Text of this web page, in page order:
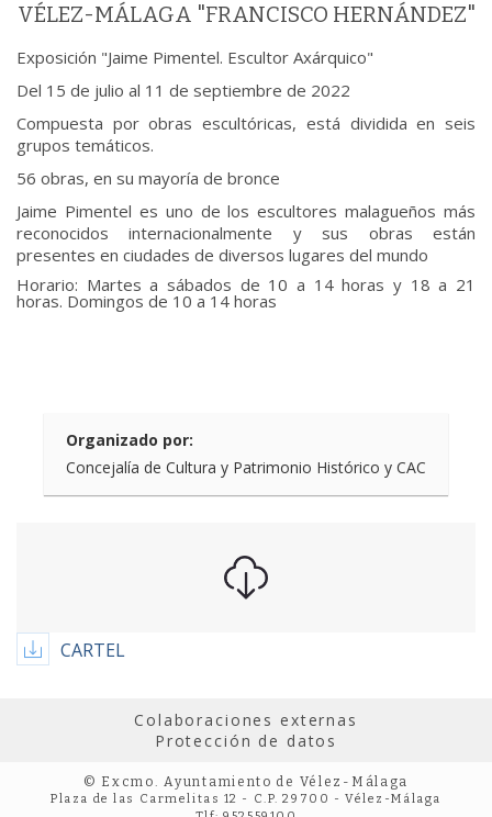
VÉLEZ-MÁLAGA "FRANCISCO HERNÁNDEZ"
Exposición "Jaime Pimentel. Escultor Axárquico"
Del 15 de julio al 11 de septiembre de 2022
Compuesta por obras escultóricas, está dividida en seis
grupos temáticos.
56 obras, en su mayoría de bronce
Jaime Pimentel es uno de los escultores malagueños más
reconocidos internacionalmente y sus obras están
presentes en ciudades de diversos lugares del mundo
Horario: Martes a sábados de 10 a 14 horas y 18 a 21
horas. Domingos de 10 a 14 horas
Organizado por:
Concejalía de Cultura y Patrimonio Histórico y CAC
CARTEL
Colaboraciones externas
Protección de datos
© Excmo. Ayuntamiento de Vélez-Málaga
Plaza de las Carmelitas 12 - C.P. 29700 - Vélez-Málaga